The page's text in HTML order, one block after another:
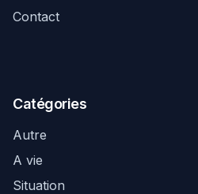
Contact
Catégories
Autre
A vie
Situation